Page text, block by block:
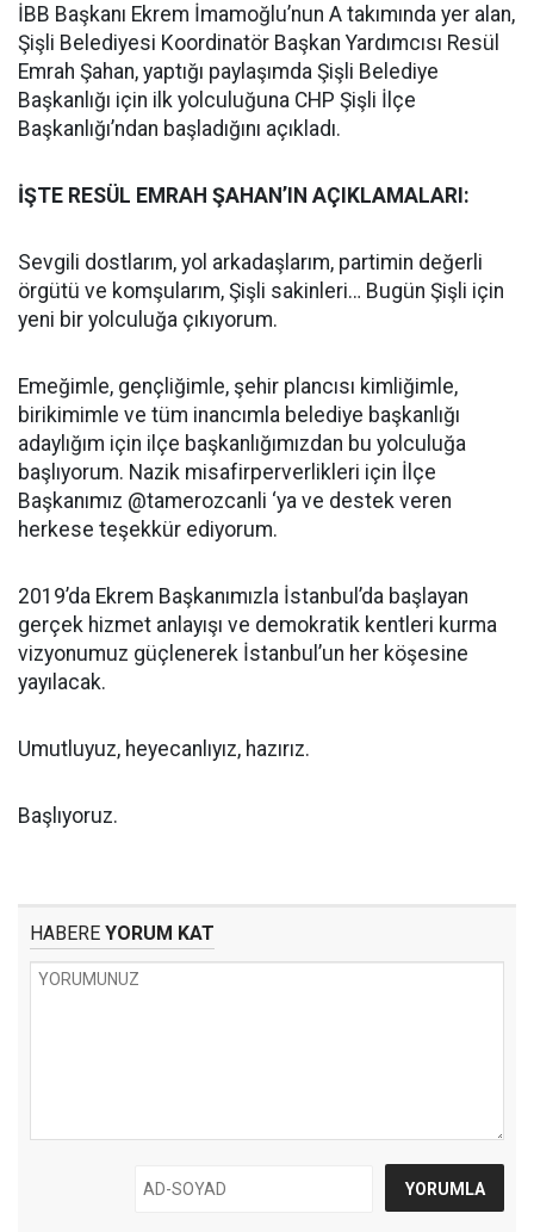
İBB Başkanı Ekrem İmamoğlu’nun A takımında yer alan,
Şişli Belediyesi Koordinatör Başkan Yardımcısı Resül
Emrah Şahan, yaptığı paylaşımda Şişli Belediye
Başkanlığı için ilk yolculuğuna CHP Şişli İlçe
Başkanlığı’ndan başladığını açıkladı.
İŞTE RESÜL EMRAH ŞAHAN’IN AÇIKLAMALARI:
Sevgili dostlarım, yol arkadaşlarım, partimin değerli
örgütü ve komşularım, Şişli sakinleri… Bugün Şişli için
yeni bir yolculuğa çıkıyorum.
Emeğimle, gençliğimle, şehir plancısı kimliğimle,
birikimimle ve tüm inancımla belediye başkanlığı
adaylığım için ilçe başkanlığımızdan bu yolculuğa
başlıyorum. Nazik misafirperverlikleri için İlçe
Başkanımız @tamerozcanli ‘ya ve destek veren
herkese teşekkür ediyorum.
2019’da Ekrem Başkanımızla İstanbul’da başlayan
gerçek hizmet anlayışı ve demokratik kentleri kurma
vizyonumuz güçlenerek İstanbul’un her köşesine
yayılacak.
Umutluyuz, heyecanlıyız, hazırız.
Başlıyoruz.
HABERE YORUM KAT